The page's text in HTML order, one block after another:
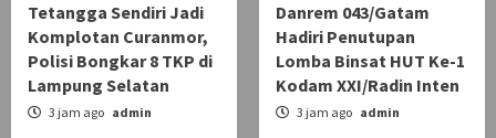
Tetangga Sendiri Jadi
Komplotan Curanmor,
Polisi Bongkar 8 TKP di
Lampung Selatan
3 jam ago admin
Danrem 043/Gatam
Hadiri Penutupan
Lomba Binsat HUT Ke-1
Kodam XXI/Radin Inten
3 jam ago admin